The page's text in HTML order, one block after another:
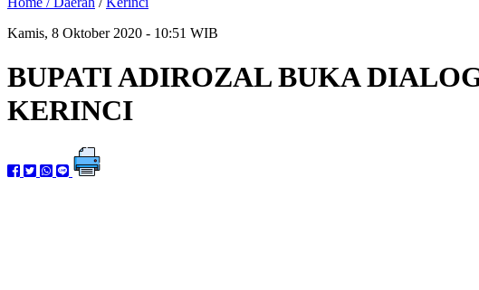
Kamis, 8 Oktober 2020 - 10:51 WIB
BUPATI ADIROZAL BUKA
KERINCI